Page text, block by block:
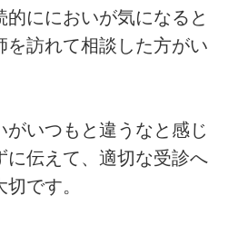
的ににおいが気になると
を訪れて相談した方がい
がいつもと違うなと感じ
に伝えて、適切な受診へ
です。